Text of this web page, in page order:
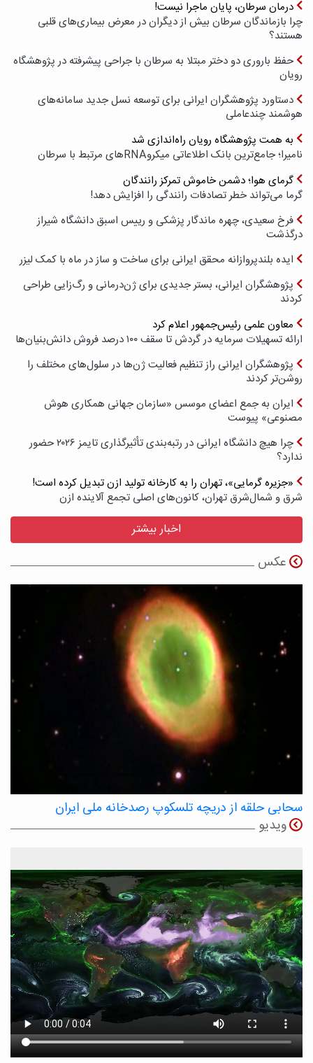
درمان سرطان، پایان ماجرا نیست!
چرا بازماندگان سرطان بیش از دیگران در معرض بیماری‌های قلبی
هستند؟
حفظ باروری دو دختر مبتلا به سرطان با جراحی پیشرفته در پژوهشگاه
رویان
دستاورد پژوهشگران ایرانی برای توسعه نسل جدید سامانه‌های
هوشمند چندعاملی
به همت پژوهشگاه رویان راه‌اندازی شد
نامیرا؛ جامع‌ترین بانک اطلاعاتی میکروRNAهای مرتبط با سرطان
گرمای هوا؛ دشمن خاموش تمرکز رانندگان
گرما می‌تواند خطر تصادفات رانندگی را افزایش دهد!
فرخ سعیدی، چهره ماندگار پزشکی و رییس اسبق دانشگاه شیراز
درگذشت
ایده بلندپروازانه محقق ایرانی برای ساخت و ساز در ماه با کمک لیزر
پژوهشگران ایرانی، بستر جدیدی برای ژن‌درمانی و رگ‌زایی طراحی
کردند
معاون علمی رئیس‌جمهور اعلام کرد
ارائه تسهیلات سرمایه در گردش تا سقف ۱۰۰ درصد فروش دانش‌بنیان‌ها
پژوهشگران ایرانی راز تنظیم فعالیت ژن‌ها در سلول‌های مختلف را
روشن‌تر کردند
ایران به جمع اعضای موسس «سازمان جهانی همکاری هوش
مصنوعی» پیوست
چرا هیچ دانشگاه ایرانی در رتبه‌بندی تأثیرگذاری تایمز ۲۰۲۶ حضور
ندارد؟
«جزیره گرمایی»، تهران را به کارخانه تولید ازن تبدیل کرده است!
شرق و شمال‌شرق تهران، کانون‌های اصلی تجمع آلاینده ازن
اخبار بیشتر
عکس
سحابی حلقه از دریچه تلسکوپ رصدخانه ملی ایران
ویدیو